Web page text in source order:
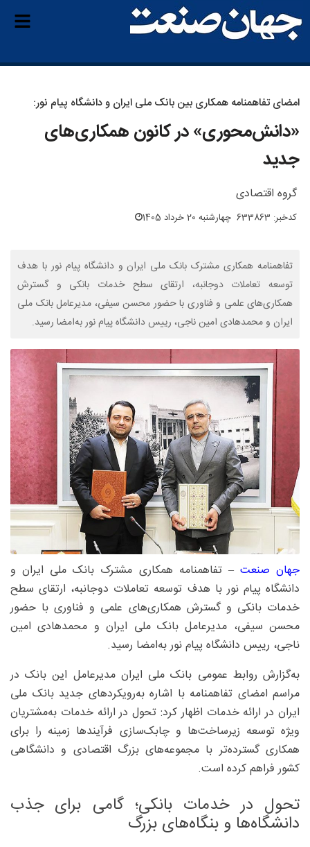
امضای تفاهمنامه همکاری بین بانک ملی ایران و دانشگاه پیام نور:
«دانش‌محوری» در کانون همکاری‌های
جدید
گروه اقتصادی
کدخبر: 633863 چهارشنبه 20 خرداد 1405
تفاهمنامه همکاری مشترک بانک ملی ایران و دانشگاه پیام نور با هدف
توسعه تعاملات دوجانبه، ارتقای سطح خدمات بانکی و گسترش
همکاری‌های علمی و فناوری با حضور محسن سیفی، مدیرعامل بانک ملی
ایران و محمدهادی امین ناجی، رییس دانشگاه پیام نور به‌امضا رسید.
جهان‌ صنعت – تفاهمنامه همکاری مشترک بانک ملی ایران و
دانشگاه پیام نور با هدف توسعه تعاملات دوجانبه، ارتقای سطح
خدمات بانکی و گسترش همکاری‌های علمی و فناوری با حضور
محسن سیفی، مدیرعامل بانک ملی ایران و محمدهادی امین
ناجی، رییس دانشگاه پیام نور به‌امضا رسید.
به‌گزارش روابط عمومی بانک ملی ایران مدیرعامل این بانک در
مراسم امضای تفاهمنامه با اشاره به‌رویکردهای جدید بانک ملی
ایران در ارائه خدمات اظهار کرد: تحول در ارائه خدمات به‌مشتریان
ویژه توسعه زیرساخت‌ها و چابک‌سازی فرآیندها زمینه را برای
همکاری گسترده‌تر با مجموعه‌های بزرگ اقتصادی و دانشگاهی
کشور فراهم کرده است.
تحول در خدمات بانکی؛ گامی برای جذب
دانشگاه‌ها و بنگاه‌های بزرگ